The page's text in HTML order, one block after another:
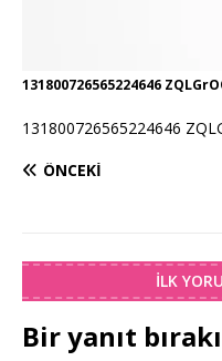
131800726565224646
131800726565224646
ÖNCEKI
İLK
Bir yanıt